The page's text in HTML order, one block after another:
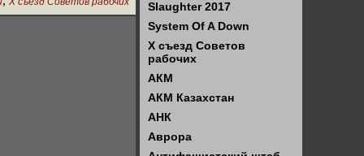
Slaughter 2017
System Of A Down
X съезд Советов
рабочих
АКМ
АКМ Казахстан
АНК
Аврора